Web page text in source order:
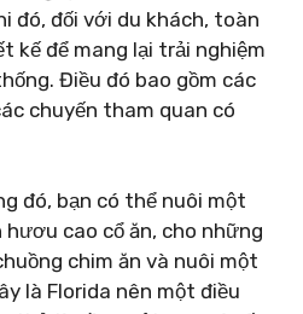
đó, đối với du khách, toàn
kế để mang lại trải nghiệm
Điều đó bao gồm các
chuyến tham quan có
đó, bạn có thể nuôi một
cao cổ ăn, cho những
chim ăn và nuôi một
là Florida nên một điều